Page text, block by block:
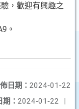
，歡迎有興趣之
。
日期： 2024-01-22
： 2024-01-22 |